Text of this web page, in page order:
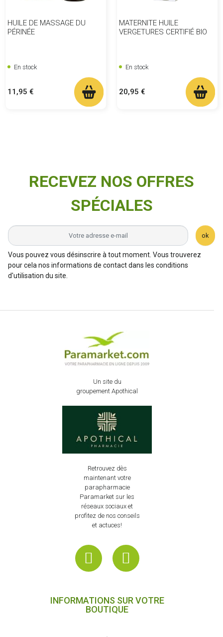
HUILE DE MASSAGE DU
PÉRINÉE
En stock
Prix
11,95 €
MATERNITE HUILE
VERGETURES CERTIFIÉ BIO
En stock
Prix
20,95 €
RECEVEZ NOS OFFRES
SPÉCIALES
ok
Vous pouvez vous désinscrire à tout moment. Vous trouverez
pour cela nos informations de contact dans les conditions
d'utilisation du site.
Un site du
groupement Apothical
Retrouvez dès
maintenant votre
parapharmacie
Paramarket sur les
réseaux sociaux et
profitez de nos conseils
et actuces!
INFORMATIONS SUR VOTRE
BOUTIQUE